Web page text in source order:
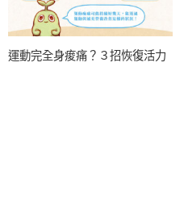
運動完全身痠痛？３招恢復活力